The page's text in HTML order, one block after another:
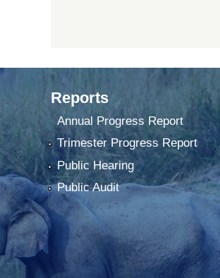
Reports
Annual Progress Report
Trimester Progress Report
Public Hearing
Public Audit